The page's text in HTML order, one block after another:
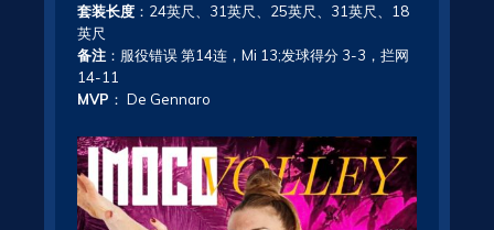
套装长度 ：24英尺、31英尺、25英尺、31英尺、18
英尺
备注 ：服役错误 第14连，Mi 13;发球得分 3-3，拦网
14-11
MVP ： De Gennaro